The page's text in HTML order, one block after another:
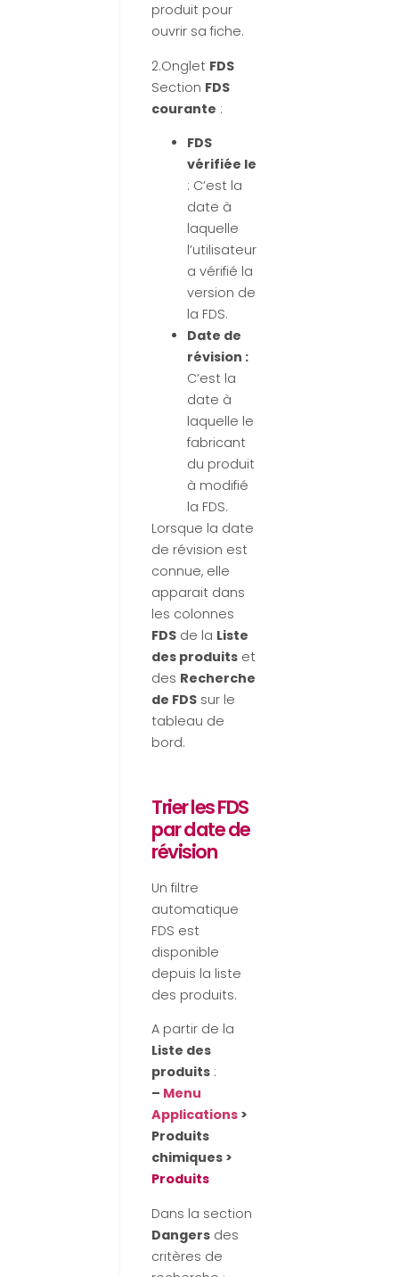
produit pour
ouvrir sa fiche.
2.Onglet FDS
Section FDS
courante :
FDS
vérifiée le
: C’est la
date à
laquelle
l’utilisateur
a vérifié la
version de
la FDS.
Date de
révision :
C’est la
date à
laquelle le
fabricant
du produit
à modifié
la FDS.
Lorsque la date
de révision est
connue, elle
apparait dans
les colonnes
FDS de la Liste
des produits et
des Recherche
de FDS sur le
tableau de
bord.
Trier les FDS
par date de
révision
Un filtre
automatique
FDS est
disponible
depuis la liste
des produits.
A partir de la
Liste des
produits :
– Menu
Applications >
Produits
chimiques >
Produits
Dans la section
Dangers des
critères de